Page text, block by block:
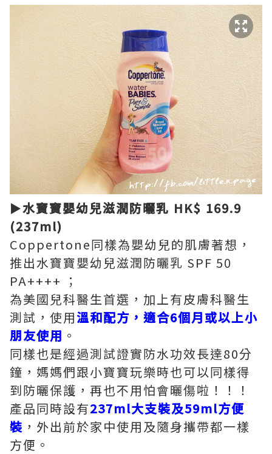
►水寶寶嬰幼兒滋潤防曬乳 HK$ 169.9
(237ml)
Coppertone同樣為嬰幼兒的肌膚著想，
推出水寶寶嬰幼兒滋潤防曬乳 SPF 50
PA++++ ；
為美國兒科醫生首選，加上有皮膚科醫生
測試，使用溫和配方，適合6個月或以上小
朋友使用 。
同樣也是經過測試證實防水功效長達80分
鐘，媽媽們跟小寶寶玩樂時也可以同樣得
到防曬保護，再也不用怕會曬傷啦！！！
產品同時設有237ml大支裝及59ml方便
裝 ，外出前於家中使用及隨身攜帶都一樣
方便。